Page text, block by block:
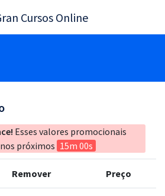
Esses valores promocionais
próximos 15m 00s
Remover Preço